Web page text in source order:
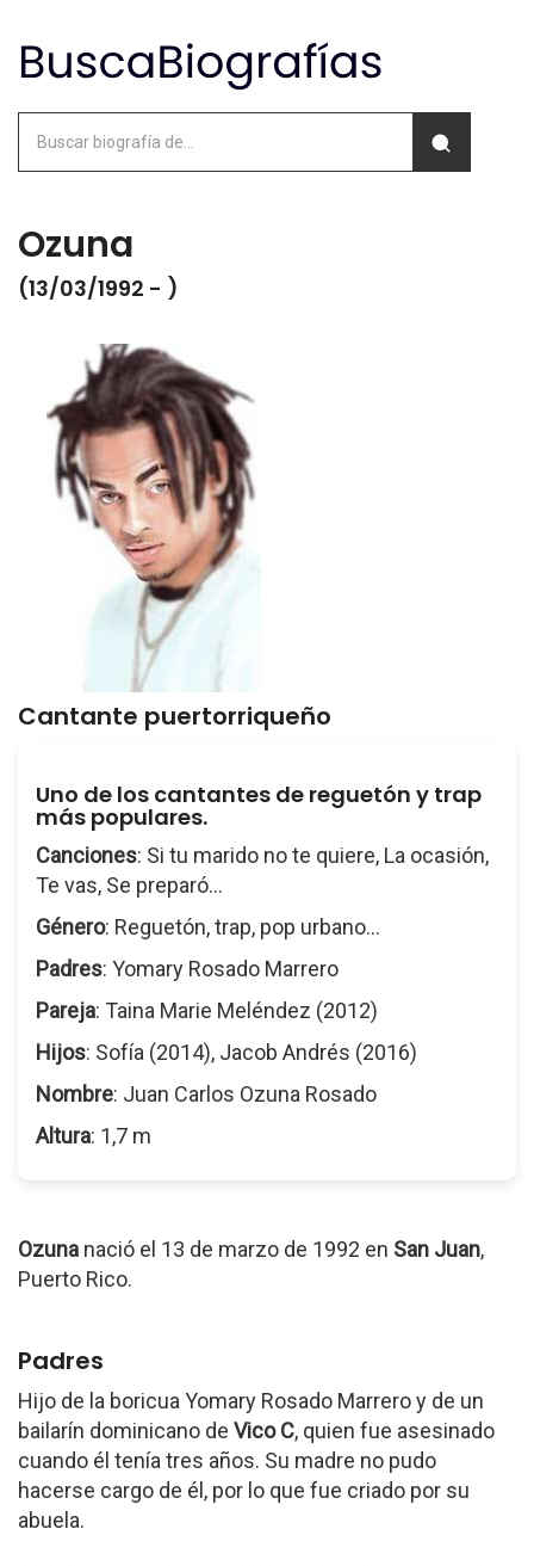
Ozuna
(13/03/1992 - )
Cantante puertorriqueño
Uno de los cantantes de reguetón y trap
más populares.
Canciones: Si tu marido no te quiere, La ocasión,
Te vas, Se preparó...
Género: Reguetón, trap, pop urbano...
Padres: Yomary Rosado Marrero
Pareja: Taina Marie Meléndez (2012)
Hijos: Sofía (2014), Jacob Andrés (2016)
Nombre: Juan Carlos Ozuna Rosado
Altura: 1,7 m
Ozuna nació el 13 de marzo de 1992 en San Juan,
Puerto Rico.
Padres
Hijo de la boricua Yomary Rosado Marrero y de un
bailarín dominicano de Vico C, quien fue asesinado
cuando él tenía tres años. Su madre no pudo
hacerse cargo de él, por lo que fue criado por su
abuela.